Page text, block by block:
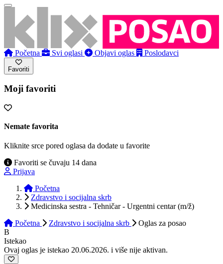
Početna Svi oglasi Objavi oglas Poslodavci
Favoriti
Moji favoriti
Nemate favorita
Kliknite srce pored oglasa da dodate u favorite
Favoriti se čuvaju 14 dana
Prijava
Početna
Zdravstvo i socijalna skrb
Medicinska sestra - Tehničar - Urgentni centar (m/ž)
Početna
Zdravstvo i socijalna skrb Oglas za posao
B
Istekao
Ovaj oglas je istekao 20.06.2026. i više nije aktivan.